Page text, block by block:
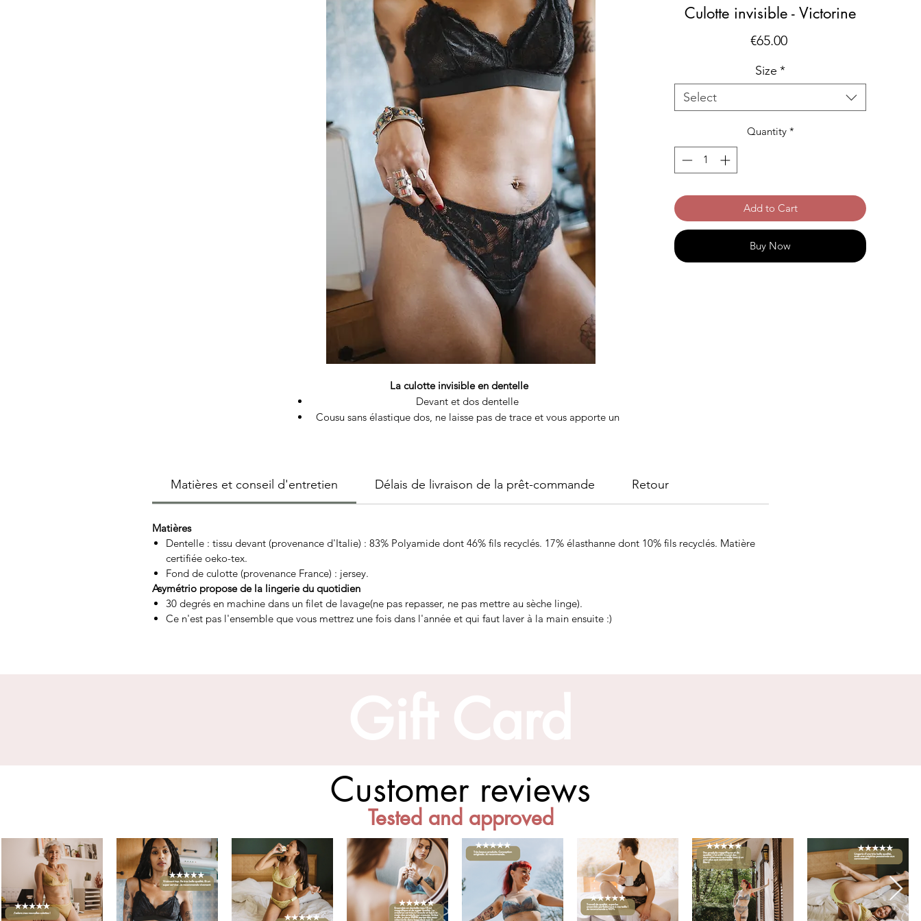
Culotte invisible - Victorine
€65.00Price
Size *
Select
Quantity *
Add to Cart
Buy Now
La culotte invisible en dentelle
Devant et dos dentelle
Cousu sans élastique dos, ne laisse pas de trace et vous apporte un
Élastique à la taille pour le maintien
Matières et conseil d'entretien Délais de livraison de la prêt-commande Retour
Matières
Dentelle : tissu devant (provenance d'Italie) : 83% Polyamide dont 46% fils recyclés. 17% élasthanne dont 10% fils recyclés. Matière
certifiée oeko-tex.
Fond de culotte (provenance France) : jersey.
Asymétrio propose de la lingerie du quotidien
30 degrés en machine dans un filet de lavage(ne pas repasser, ne pas mettre au sèche linge).
Ce n'est pas l'ensemble que vous mettrez une fois dans l'année et qui faut laver à la main ensuite :)
Customer reviews
Tested and approved